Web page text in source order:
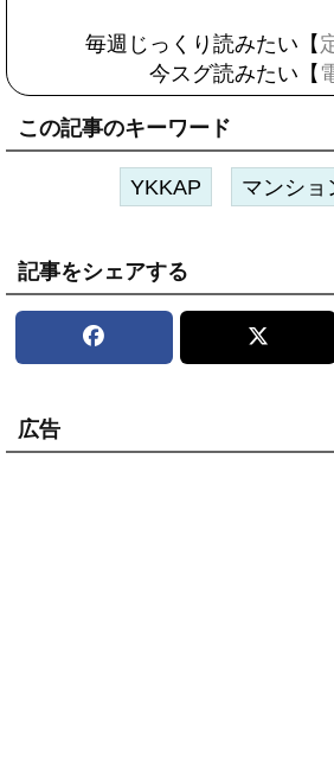
毎週じっくり読みたい【
今スグ読みたい【
この記事のキーワード
YKKAP マンショ
記事をシェアする
広告